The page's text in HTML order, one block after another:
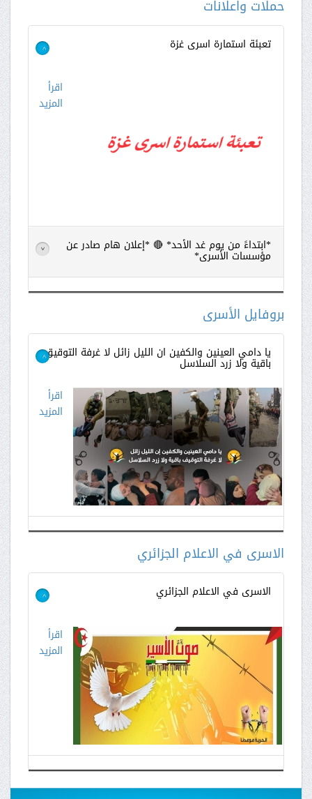
حملات واعلانات
تعبئة استمارة اسرى غزة >
اقرأ
المزيد
*ابتداءً من يوم غد الأحد* 🔴 *إعلان هام صادر عن
مؤسسات الأسرى* >
اقرأ
بروفايل الأسرى
يا دامي العينين والكفين ان الليل زائل لا غرفة التوقيق
باقية ولا زرد السلاسل >
اقرأ
المزيد
الاسرى في الاعلام الجزائري
الاسرى في الاعلام الجزائري >
اقرأ
المزيد